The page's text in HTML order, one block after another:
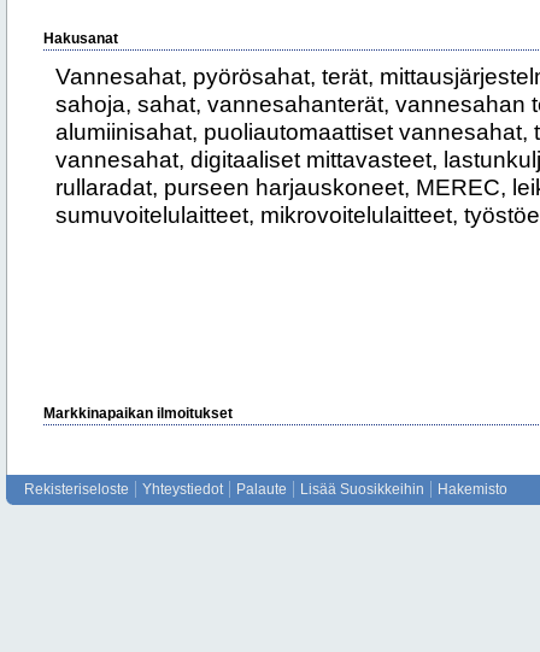
Hakusanat
Vannesahat, pyörösahat, terät,
sahoja, sahat, vannesahanterät, vannesahan
alumiinisahat, puoliautomaattiset vannesahat,
vannesahat, digitaaliset mittavasteet,
rullaradat, purseen harjauskoneet, MEREC,
sumuvoitelulaitteet, mikrovoitelulaitteet,
Markkinapaikan ilmoitukset
Rekisteriseloste Yhteystiedot Palaute Lisää Suosikkeihin Hakemisto